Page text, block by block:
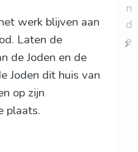
werk blijven aan
Laten de
de Joden en de
Joden dit huis van
op zijn
plaats.
n
d
e